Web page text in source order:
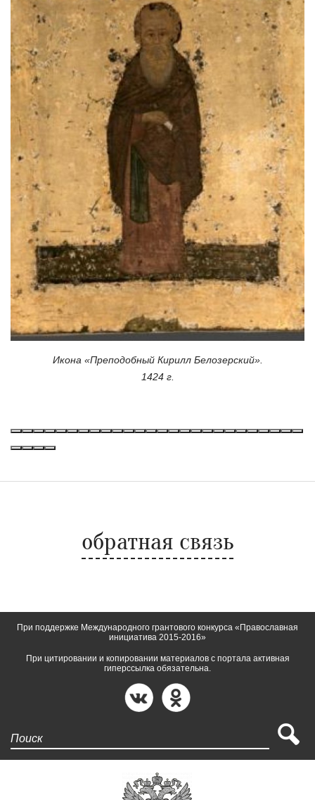
Икона «Преподобный Кирилл Белозерский».
1424 г.
обратная связь
При поддержке Международного грантового конкурса «Православная
инициатива 2015-2016»
При цитировании и копировании материалов с портала активная
гиперссылка обязательна.